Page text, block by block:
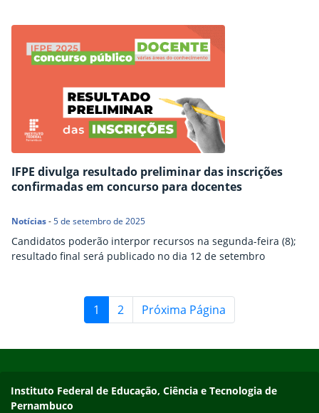
IFPE divulga resultado preliminar das inscrições
confirmadas em concurso para docentes
Notícias-5 de setembro de 2025
Candidatos poderão interpor recursos na segunda-feira (8);
resultado final será publicado no dia 12 de setembro
1 2 Próxima Página
Instituto Federal de Educação, Ciência e Tecnologia de
Pernambuco